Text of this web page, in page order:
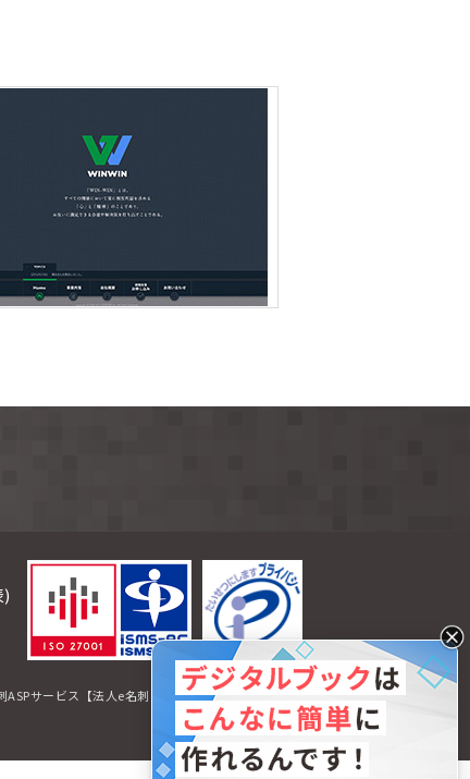
サービス【法人e名刺】